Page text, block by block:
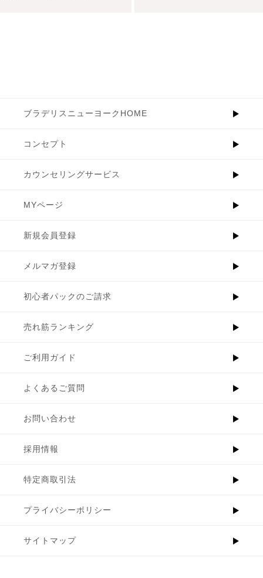
ブラデリスニューヨークHOME
コンセプト
カウンセリングサービス
MYページ
新規会員登録
メルマガ登録
初心者パックのご請求
売れ筋ランキング
ご利用ガイド
よくあるご質問
お問い合わせ
採用情報
特定商取引法
プライバシーポリシー
サイトマップ